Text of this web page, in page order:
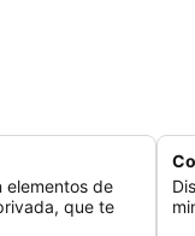
elementos de
que te